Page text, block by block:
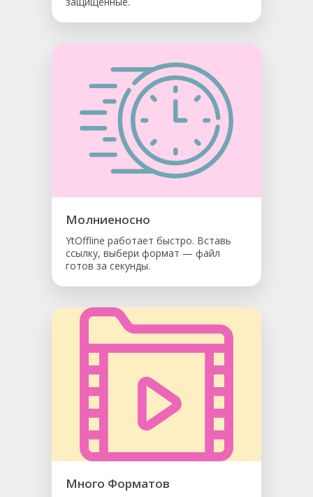
Молниеносно
YtOffline работает быстро. Вставь
ссылку, выбери формат — файл
готов за секунды.
Много Форматов